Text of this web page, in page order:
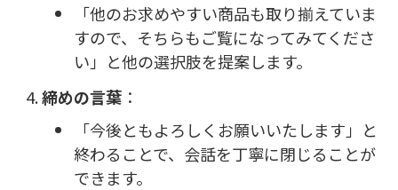
「他のお求めやすい商品も取り揃えていま
すので、そちらもご覧になってみてくださ
い」と他の選択肢を提案します。
締めの言葉 ：
「今後ともよろしくお願いいたします」と
終わることで、会話を丁寧に閉じることが
できます。